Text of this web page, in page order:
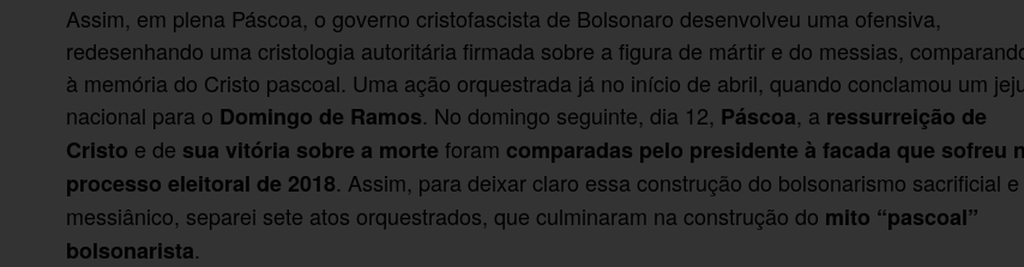
Assim, em plena Páscoa, o governo cristofascista de Bolsonaro desenvolveu uma ofensiva,
redesenhando uma cristologia autoritária firmada sobre a figura de mártir e do messias,
à memória do Cristo pascoal. Uma ação orquestrada já no início de abril, quando conclamou um
nacional para o Domingo de Ramos. No domingo seguinte, dia 12, Páscoa, a ressurreição de
Cristo e de sua vitória sobre a morte foram comparadas pelo presidente à facada que sofreu
processo eleitoral de 2018. Assim, para deixar claro essa construção do bolsonarismo sacrificial e
messiânico, separei sete atos orquestrados, que culminaram na construção do mito “pascoal”
bolsonarista.